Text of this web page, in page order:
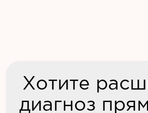
Хотите
диагноз